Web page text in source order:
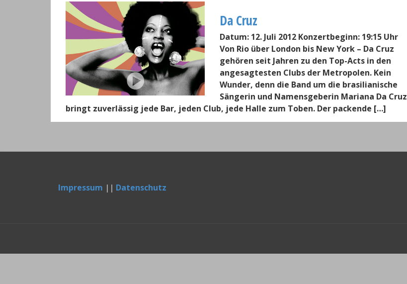
Da Cruz
Datum: 12. Juli 2012 Konzertbeginn: 19:15 Uhr
Von Rio über London bis New York – Da Cruz
gehören seit Jahren zu den Top-Acts in den
angesagtesten Clubs der Metropolen. Kein
Wunder, denn die Band um die brasilianische
Sängerin und Namensgeberin Mariana Da Cruz
bringt zuverlässig jede Bar, jeden Club, jede Halle zum Toben. Der packende […]
Impressum || Datenschutz